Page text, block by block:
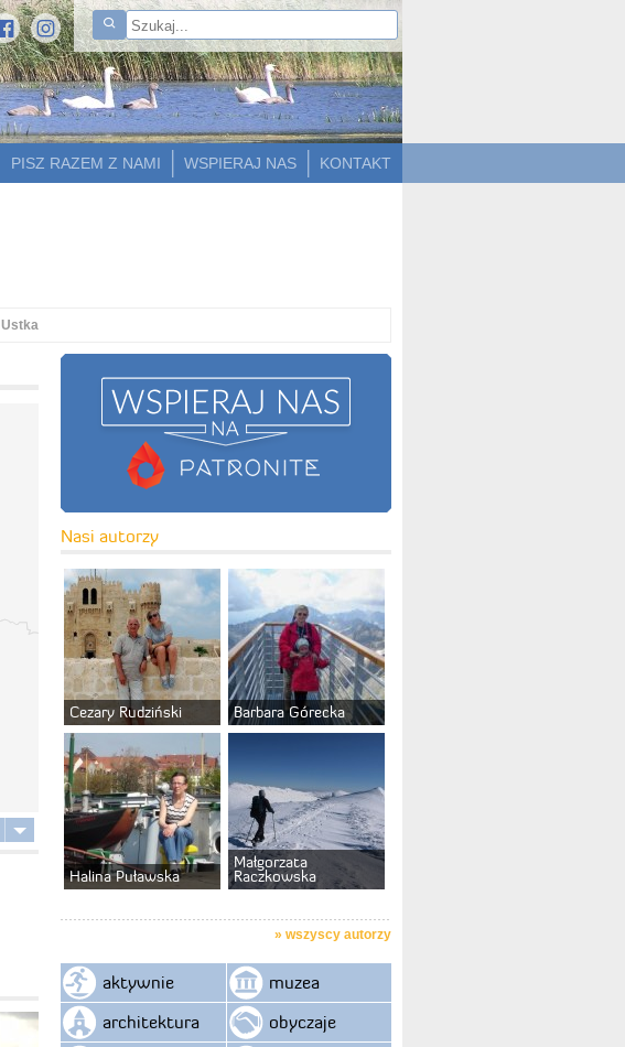
KONTAKT
WSPIERAJ NAS
PISZ RAZEM Z NAMI
Ustka
Nasi autorzy
Cezary Rudziński Barbara Górecka
Halina Puławska
Małgorzata
Raczkowska
» wszyscy autorzy
aktywnie
architektura
muzea
obyczaje